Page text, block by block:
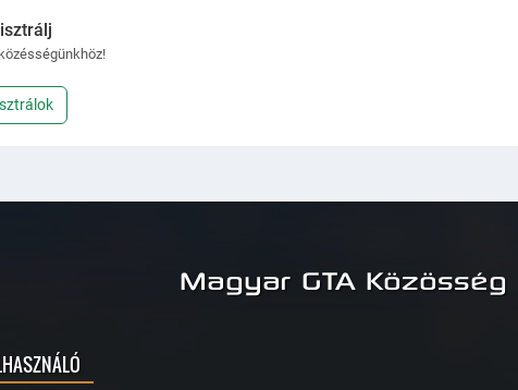
Magyar GTA Közösség